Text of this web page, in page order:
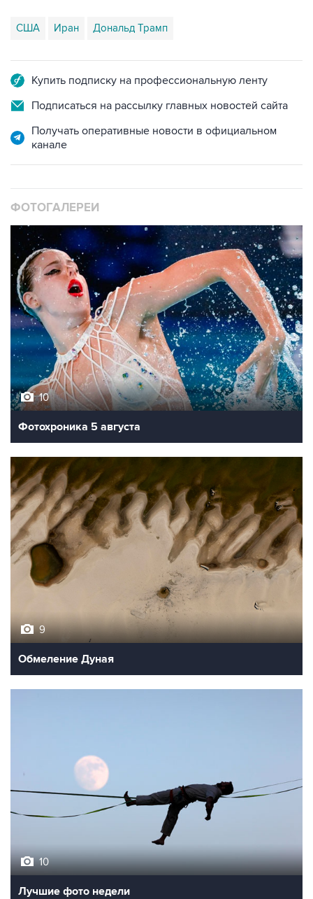
США Иран Дональд Трамп
Купить подписку на профессиональную ленту
Подписаться на рассылку главных новостей сайта
Получать оперативные новости в официальном
канале
ФОТОГАЛЕРЕИ
10
Фотохроника 5 августа
9
Обмеление Дуная
10
Лучшие фото недели